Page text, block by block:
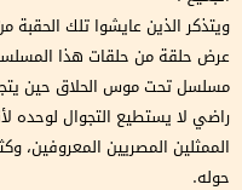
ويتذكر الذين عايشوا تلك الحقبة
عرض حلقة من حلقات هذا
مسلسل تحت موس الحلاق حين
راضي لا يستطيع التجوال
الممثلين المصريين المعروفين،
حوله.